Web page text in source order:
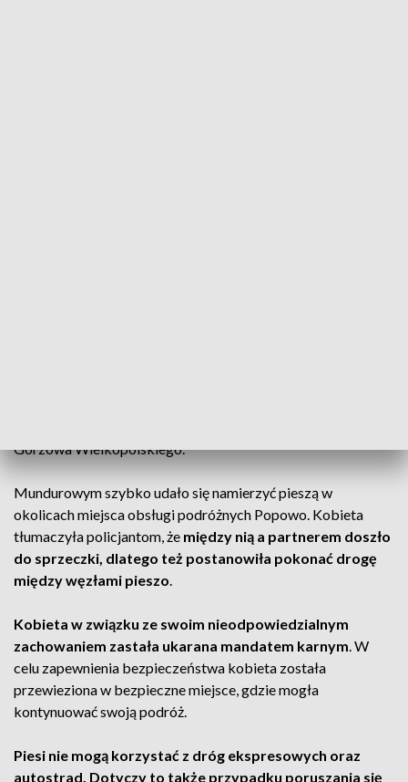
Gorzowa Wielkopolskiego.
Mundurowym szybko udało się namierzyć pieszą w
okolicach miejsca obsługi podróżnych Popowo. Kobieta
tłumaczyła policjantom, że między nią a partnerem doszło
do sprzeczki, dlatego też postanowiła pokonać drogę
między węzłami pieszo.
Kobieta w związku ze swoim nieodpowiedzialnym
zachowaniem zastała ukarana mandatem karnym. W
celu zapewnienia bezpieczeństwa kobieta została
przewieziona w bezpieczne miejsce, gdzie mogła
kontynuować swoją podróż.
Piesi nie mogą korzystać z dróg ekspresowych oraz
autostrad. Dotyczy to także przypadku poruszania się